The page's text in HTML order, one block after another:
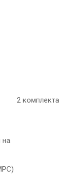
на
2 комплекта